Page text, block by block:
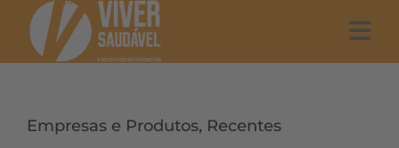
Empresas e Produtos, Recentes